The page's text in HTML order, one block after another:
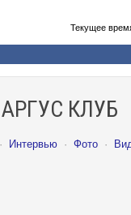
Текущее
КЛУБ
· Интервью · Фото ·